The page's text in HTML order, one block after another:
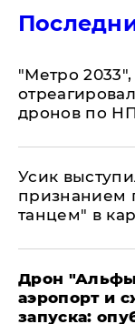
"Метро
дронов по
Усик
признанием
танцем" в
Дрон
аэропорт и
запуска: